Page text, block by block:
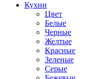
Кухни
Цвет
Белые
Черные
Желтые
Красные
Зеленые
Серые